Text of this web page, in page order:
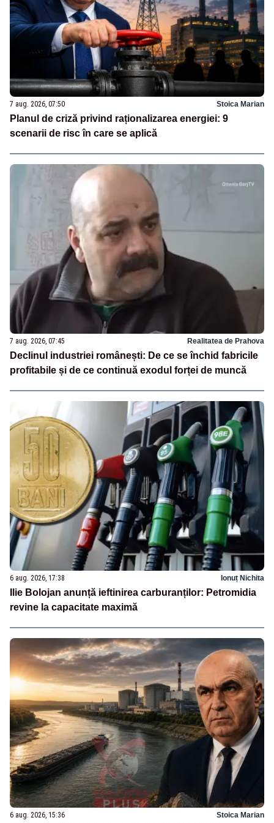
7 aug. 2026, 07:50 Stoica Marian
Planul de criză privind raționalizarea energiei: 9
scenarii de risc în care se aplică
7 aug. 2026, 07:45 Realitatea de Prahova
Declinul industriei românești: De ce se închid fabricile
profitabile și de ce continuă exodul forței de muncă
6 aug. 2026, 17:38 Ionuț Nichita
Ilie Bolojan anunță ieftinirea carburanților: Petromidia
revine la capacitate maximă
6 aug. 2026, 15:36 Stoica Marian